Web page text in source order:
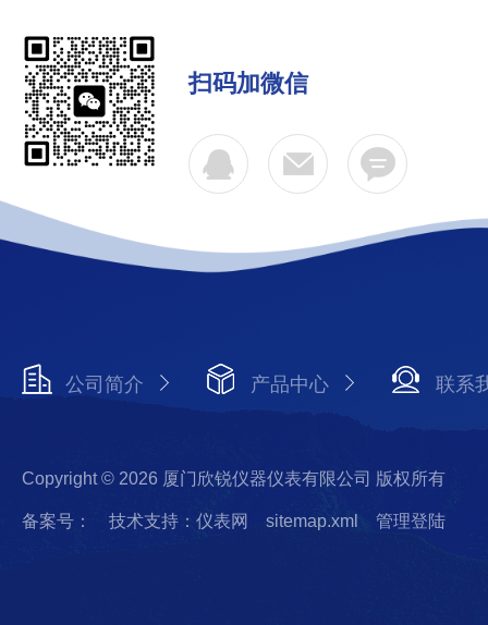
扫码加微信
公司简介 产品中心 联系
Copyright © 2026 厦门欣锐仪器仪表有限公司 版权所有
备案号： 技术支持：仪表网 sitemap.xml 管理登陆